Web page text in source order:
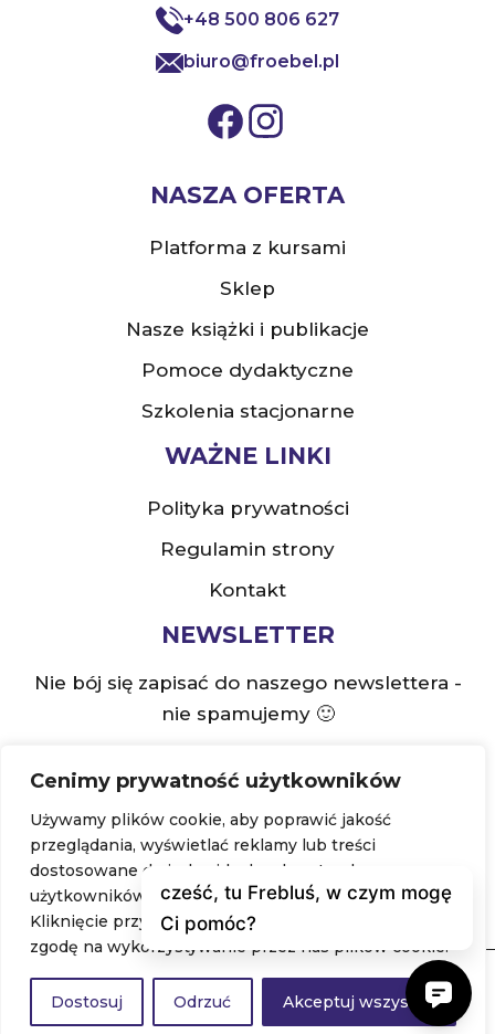
Cenimy prywatność użytkowników
Używamy plików cookie, aby poprawić jakość
przeglądania, wyświetlać reklamy lub treści
dostosowane do indywidualnych potrzeb
użytkowników oraz analizować ruch na stronie.
Kliknięcie przycisku „Akceptuj wszystkie” oznacza
zgodę na wykorzystywanie przez nas plików cookie.
Dostosuj Odrzuć Akceptuj wszystko
+48 500 806 627
biuro@froebel.pl
NASZA OFERTA
Platforma z kursami
Sklep
Nasze książki i publikacje
Pomoce dydaktyczne
Szkolenia stacjonarne
WAŻNE LINKI
Polityka prywatności
Regulamin strony
Kontakt
NEWSLETTER
Nie bój się zapisać do naszego newslettera -
nie spamujemy 🙂
Zapisz się
Podając maila akceptujesz naszą
Copyright © 2026 Froebel.pl
Niektóre zdjęcia pochodzą zwww.freepik.pl
Strona stworzona przez